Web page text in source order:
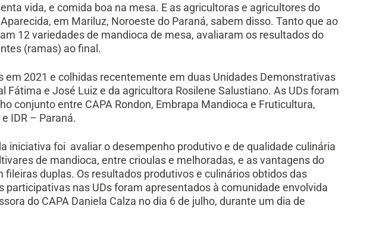
vida, e comida boa na mesa. E as agricultoras e agricultores do
em Mariluz, Noroeste do Paraná, sabem disso. Tanto que ao
12 variedades de mandioca de mesa, avaliaram os resultados do
(ramas) ao final.
em 2021 e colhidas recentemente em duas Unidades Demonstrativas
Fátima e José Luiz e da agricultora Rosilene Salustiano. As UDs foram
conjunto entre CAPA Rondon, Embrapa Mandioca e Fruticultura,
IDR – Paraná.
iniciativa foi avaliar o desempenho produtivo e de qualidade culinária
de mandioca, entre crioulas e melhoradas, e as vantagens do
fileiras duplas. Os resultados produtivos e culinários obtidos das
participativas nas UDs foram apresentados à comunidade envolvida
do CAPA Daniela Calza no dia 6 de julho, durante um dia de